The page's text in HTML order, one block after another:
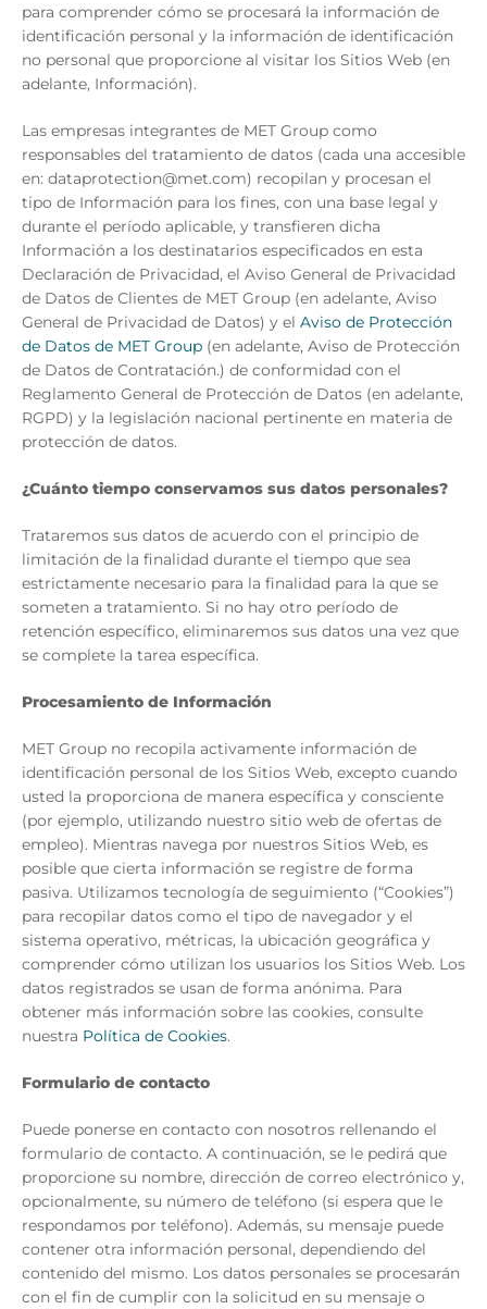
para comprender cómo se procesará la información de
identificación personal y la información de identificación
no personal que proporcione al visitar los Sitios Web (en
adelante, Información).
Las empresas integrantes de MET Group como
responsables del tratamiento de datos (cada una accesible
en: dataprotection@met.com) recopilan y procesan el
tipo de Información para los fines, con una base legal y
durante el período aplicable, y transfieren dicha
Información a los destinatarios especificados en esta
Declaración de Privacidad, el Aviso General de Privacidad
de Datos de Clientes de MET Group (en adelante, Aviso
General de Privacidad de Datos) y el Aviso de Protección
de Datos de MET Group (en adelante, Aviso de Protección
de Datos de Contratación.) de conformidad con el
Reglamento General de Protección de Datos (en adelante,
RGPD) y la legislación nacional pertinente en materia de
protección de datos.
¿Cuánto tiempo conservamos sus datos personales?
Trataremos sus datos de acuerdo con el principio de
limitación de la finalidad durante el tiempo que sea
estrictamente necesario para la finalidad para la que se
someten a tratamiento. Si no hay otro período de
retención específico, eliminaremos sus datos una vez que
se complete la tarea específica.
Procesamiento de Información
MET Group no recopila activamente información de
identificación personal de los Sitios Web, excepto cuando
usted la proporciona de manera específica y consciente
(por ejemplo, utilizando nuestro sitio web de ofertas de
empleo). Mientras navega por nuestros Sitios Web, es
posible que cierta información se registre de forma
pasiva. Utilizamos tecnología de seguimiento (“Cookies”)
para recopilar datos como el tipo de navegador y el
sistema operativo, métricas, la ubicación geográfica y
comprender cómo utilizan los usuarios los Sitios Web. Los
datos registrados se usan de forma anónima. Para
obtener más información sobre las cookies, consulte
nuestra Política de Cookies.
Formulario de contacto
Puede ponerse en contacto con nosotros rellenando el
formulario de contacto. A continuación, se le pedirá que
proporcione su nombre, dirección de correo electrónico y,
opcionalmente, su número de teléfono (si espera que le
respondamos por teléfono). Además, su mensaje puede
contener otra información personal, dependiendo del
contenido del mismo. Los datos personales se procesarán
con el fin de cumplir con la solicitud en su mensaje o